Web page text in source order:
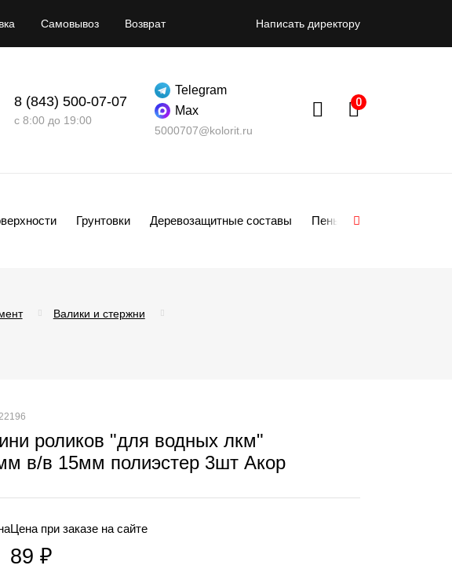
Самовывоз Возврат Написать директору
8 (843) 500-07-07
с 8:00 до 19:00
Telegram
Max
5000707@kolorit.ru
Грунтовки Деревозащитные составы Пены
Валики и стержни
роликов "для водных лкм"
в/в 15мм полиэстер 3шт Акор
Цена при заказе на сайте
89 ₽